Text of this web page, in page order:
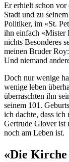
Er erhielt schon vor
Stadt und zu
Politiker, im «St.
ihn einfach «Mister
nichts Besonderes
meinen Bruder
Und niemand
Doch nur wenige
wenige leben
überraschten ihn
seinem 101.
ich dachte, dass ich
Gertrude Glover ist
noch am Leben ist.
«Die